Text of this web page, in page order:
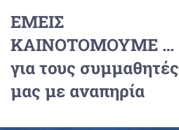
ΕΜΕΙΣ
ΚΑΙΝΟΤΟΜΟΥΜΕ …
για τους συμμαθητές
μας με αναπηρία